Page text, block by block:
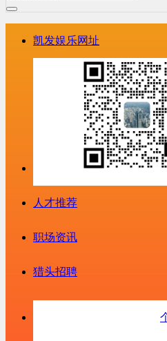
凯发娱乐网址
人才推荐
职场资讯
猎头招聘